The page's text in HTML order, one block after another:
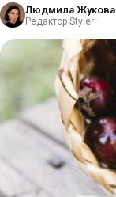
Людмила Жукова
Редактор Styler